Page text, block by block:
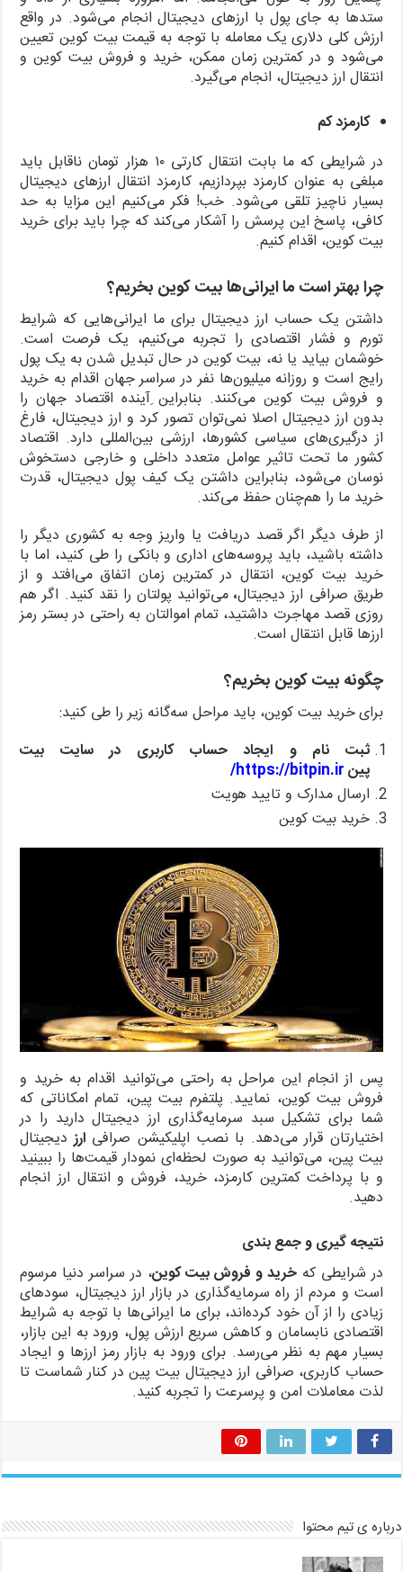
ستدها به جای پول با ارزهای دیجیتال انجام می‌شود. در واقع
ارزش کلی دلاری یک معامله با توجه به قیمت بیت کوین تعیین
می‌شود و در کمترین زمان ممکن، خرید و فروش بیت کوین و
انتقال ارز دیجیتال، انجام می‌گیرد.
کارمزد کم
در شرایطی که ما بابت انتقال کارتی ۱۰ هزار تومان ناقابل باید
مبلغی به عنوان کارمزد بپردازیم، کارمزد انتقال ارزهای دیجیتال
بسیار ناچیز تلقی می‌شود. خب! فکر می‌کنیم این مزایا به حد
کافی، پاسخ این پرسش را آشکار می‌کند که چرا باید برای خرید
بیت کوین، اقدام کنیم.
چرا بهتر است ما ایرانی‌ها بیت کوین بخریم؟
داشتن یک حساب ارز دیجیتال برای ما ایرانی‌هایی که شرایط
تورم و فشار اقتصادی را تجربه می‌کنیم، یک فرصت است.
خوشمان بیاید یا نه، بیت کوین در حال تبدیل شدن به یک پول
رایج است و روزانه میلیون‌ها نفر در سراسر جهان اقدام به خرید
و فروش بیت کوین می‌کنند. بنابراین ِآینده اقتصاد جهان را
بدون ارز دیجیتال اصلا نمی‌توان تصور کرد و ارز دیجیتال، فارغ
از درگیری‌های سیاسی کشورها، ارزشی بین‌المللی دارد. اقتصاد
کشور ما تحت تاثیر عوامل متعدد داخلی و خارجی دستخوش
نوسان می‌شود، بنابراین داشتن یک کیف پول دیجیتال، قدرت
خرید ما را هم‌چنان حفظ می‌کند.
از طرف دیگر اگر قصد دریافت یا واریز وجه به کشوری دیگر را
داشته باشید، باید پروسه‌های اداری و بانکی را طی کنید، اما با
خرید بیت کوین، انتقال در کمترین زمان اتفاق می‌افتد و از
طریق صرافی ارز دیجیتال،می‌توانید پولتان را نقد کنید. اگر هم
روزی قصد مهاجرت داشتید، تمام اموالتان به راحتی در بستر رمز
ارزها قابل انتقال است.
چگونه بیت کوین بخریم؟
برایخرید بیت کوین، باید مراحل سه‌گانه زیر را طی کنید:
ثبت نام و ایجاد حساب کاربری در سایت بیت
پینhttps://bitpin.ir/
ارسال مدارک و تایید هویت
خرید بیت کوین
پس از انجام این مراحل به راحتی می‌توانید اقدام به خرید و
فروش بیت کوین، نمایید. پلتفرم بیت پین، تمام امکاناتی که
شما برای تشکیل سبد سرمایه‌گذاری ارز دیجیتال دارید را در
اختیارتان قرار می‌دهد. با نصب اپلیکیشن صرافی ارز دیجیتال
بیت‌ پین، می‌توانید به صورت لحظه‌ای نمودار قیمت‌ها را ببینید
و با پرداخت کمترین کارمزد، خرید، فروش و انتقال ارز انجام
دهید.
نتیجه گیری و جمع بندی
در شرایطی که خرید و فروش بیت کوین، در سراسر دنیا مرسوم
است و مردم از راه سرمایه‌گذاری در بازار ارز دیجیتال، سودهای
زیادی را از آن خود کرده‌اند، برای ما ایرانی‌ها با توجه به شرایط
اقتصادی نابسامان و کاهش سریع ارزش پول، ورود به این بازار،
بسیار مهم به نظر می‌رسد. برای ورود به بازار رمز ارزها و ایجاد
حساب کاربری، صرافی ارز دیجیتال بیت پین در کنار شماست تا
لذت معاملات امن و پرسرعت را تجربه کنید.
درباره ی تیم محتوا